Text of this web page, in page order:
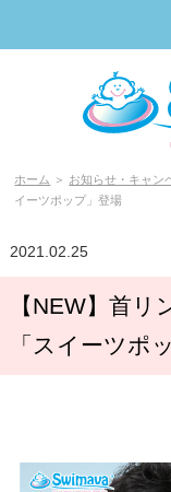
ホーム ＞ お知らせ・キャン
イーツポップ」登場
2021.02.25
【NEW】首
「スイーツポ